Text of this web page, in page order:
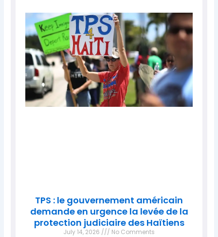
TPS : le gouvernement américain
demande en urgence la levée de la
protection judiciaire des Haïtiens
July 14, 2026
No Comments